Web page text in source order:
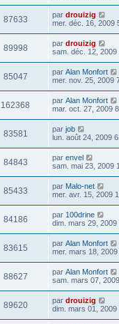
87633 par drouizig
mer. déc. 16, 2009
89998 par drouizig
sam. déc. 12, 2009
85047 par Alan Monfort
mer. nov. 25, 2009
162368 par Alan Monfort
mar. oct. 27, 2009
83581 par job
lun. août 24, 2009
84843 par envel
sam. mai 23, 2009
85433 par Malo-net
mer. avr. 15, 2009
84186 par 100drine
dim. mars 29, 2009
83615 par Alan Monfort
mer. mars 18,
88627 par Alan Monfort
sam. mars 07,
89620 par drouizig
dim. mars 01, 2009